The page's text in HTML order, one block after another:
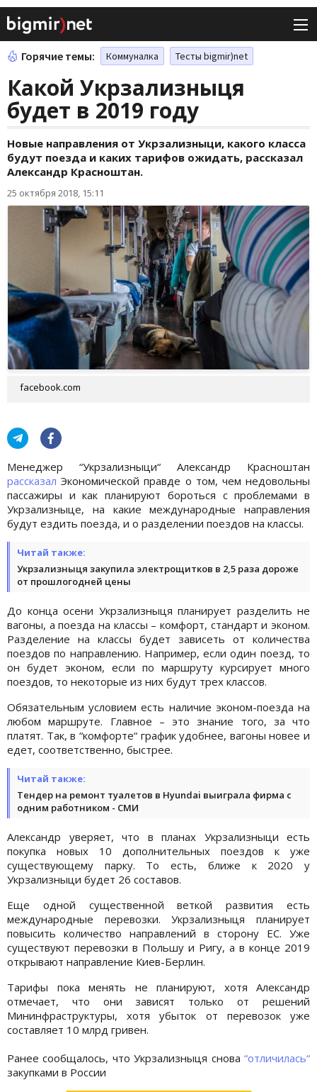
Горячие темы: Коммуналка Тесты bigmir)net
Какой Укрзализныця
будет в 2019 году
Новые направления от Укрзализныци, какого класса
будут поезда и каких тарифов ожидать, рассказал
Александр Красноштан.
25 октября 2018, 15:11
facebook.com
Менеджер “Укрзализныци“ Александр Красноштан
рассказал Экономической правде о том, чем недовольны
пассажиры и как планируют бороться с проблемами в
Укрзализныце, на какие международные направления
будут ездить поезда, и о разделении поездов на классы.
Читай также:
Укрзализныця закупила электрощитков в 2,5 раза дороже
от прошлогодней цены
До конца осени Укрзализныця планирует разделить не
вагоны, а поезда на классы – комфорт, стандарт и эконом.
Разделение на классы будет зависеть от количества
поездов по направлению. Например, если один поезд, то
он будет эконом, если по маршруту курсирует много
поездов, то некоторые из них будут трех классов.
Обязательным условием есть наличие эконом-поезда на
любом маршруте. Главное – это знание того, за что
платят. Так, в “комфорте“ график удобнее, вагоны новее и
едет, соответственно, быстрее.
Читай также:
Тендер на ремонт туалетов в Hyundai выиграла фирма с
одним работником - СМИ
Александр уверяет, что в планах Укрзализныци есть
покупка новых 10 дополнительных поездов к уже
существующему парку. То есть, ближе к 2020 у
Укрзализныци будет 26 составов.
Еще одной существенной веткой развития есть
международные перевозки. Укрзализныця планирует
повысить количество направлений в сторону ЕС. Уже
существуют перевозки в Польшу и Ригу, а в конце 2019
открывают направление Киев-Берлин.
Тарифы пока менять не планируют, хотя Александр
отмечает, что они зависят только от решений
Мининфраструктуры, хотя убыток от перевозок уже
составляет 10 млрд гривен.
Ранее сообщалось, что Укрзализныця снова “отличилась“
закупками в России